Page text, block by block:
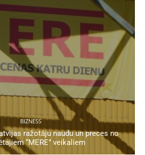
BIZNESS
ražotāju naudu un preces no
“MERE” veikaliem